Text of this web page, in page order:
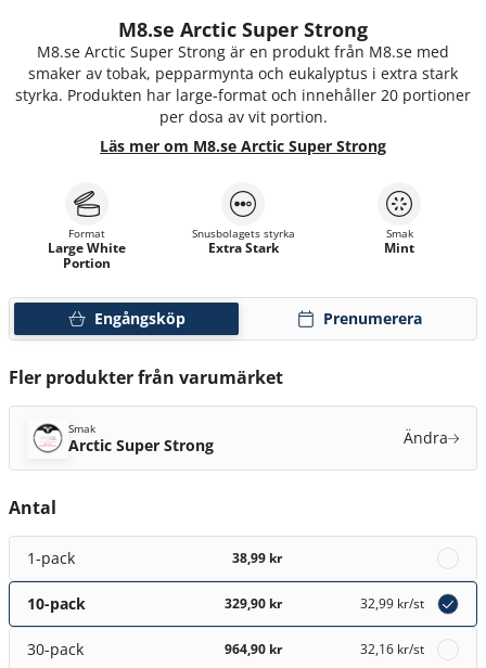
M8.se Arctic Super Strong
M8.se Arctic Super Strong är en produkt från M8.se med
smaker av tobak, pepparmynta och eukalyptus i extra stark
styrka. Produkten har large-format och innehåller 20 portioner
per dosa av vit portion.
Läs mer om M8.se Arctic Super Strong
Engångsköp Prenumerera
Format
Large White
Portion
Snusbolagets styrka
Extra Stark
Smak
Mint
Fler produkter från varumärket
Smak
Arctic Super Strong Ändra
Antal
1-pack 38,99 kr
10-pack 329,90 kr 32,99 kr/st
30-pack 964,90 kr 32,16 kr/st